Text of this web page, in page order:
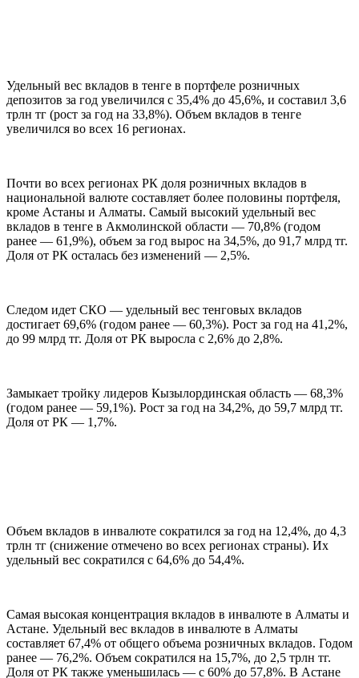
Удельный вес вкладов в тенге в портфеле розничных
депозитов за год увеличился с 35,4% до 45,6%, и составил 3,6
трлн тг (рост за год на 33,8%). Объем вкладов в тенге
увеличился во всех 16 регионах.
Почти во всех регионах РК доля розничных вкладов в
национальной валюте составляет более половины портфеля,
кроме Астаны и Алматы. Самый высокий удельный вес
вкладов в тенге в Акмолинской области — 70,8% (годом
ранее — 61,9%), объем за год вырос на 34,5%, до 91,7 млрд тг.
Доля от РК осталась без изменений — 2,5%.
Следом идет СКО — удельный вес тенговых вкладов
достигает 69,6% (годом ранее — 60,3%). Рост за год на 41,2%,
до 99 млрд тг. Доля от РК выросла с 2,6% до 2,8%.
Замыкает тройку лидеров Кызылординская область — 68,3%
(годом ранее — 59,1%). Рост за год на 34,2%, до 59,7 млрд тг.
Доля от РК — 1,7%.
Объем вкладов в инвалюте сократился за год на 12,4%, до 4,3
трлн тг (снижение отмечено во всех регионах страны). Их
удельный вес сократился с 64,6% до 54,4%.
Самая высокая концентрация вкладов в инвалюте в Алматы и
Астане. Удельный вес вкладов в инвалюте в Алматы
составляет 67,4% от общего объема розничных вкладов. Годом
ранее — 76,2%. Объем сократился на 15,7%, до 2,5 трлн тг.
Доля от РК также уменьшилась — с 60% до 57,8%. В Астане